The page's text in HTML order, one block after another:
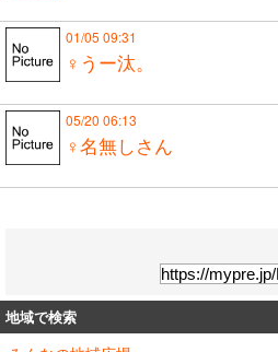
01/05 09:31
♀うー汰。
05/20 06:13
♀名無しさん
地域で検索